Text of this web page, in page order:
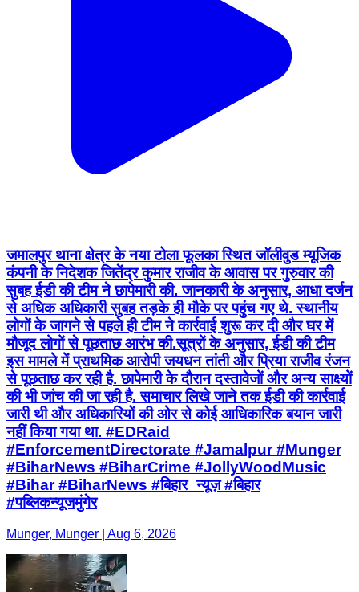
जमालपुर थाना क्षेत्र के नया टोला फूलका स्थित जॉलीवुड म्यूजिक
कंपनी के निदेशक जितेंद्र कुमार राजीव के आवास पर गुरुवार की
सुबह ईडी की टीम ने छापेमारी की. जानकारी के अनुसार, आधा दर्जन
से अधिक अधिकारी सुबह तड़के ही मौके पर पहुंच गए थे. स्थानीय
लोगों के जागने से पहले ही टीम ने कार्रवाई शुरू कर दी और घर में
मौजूद लोगों से पूछताछ आरंभ की.सूत्रों के अनुसार, ईडी की टीम
इस मामले में प्राथमिक आरोपी जयधन तांती और प्रिया राजीव रंजन
से पूछताछ कर रही है. छापेमारी के दौरान दस्तावेजों और अन्य साक्ष्यों
की भी जांच की जा रही है. समाचार लिखे जाने तक ईडी की कार्रवाई
जारी थी और अधिकारियों की ओर से कोई आधिकारिक बयान जारी
नहीं किया गया था. #EDRaid
#EnforcementDirectorate #Jamalpur #Munger
#BiharNews #BiharCrime #JollyWoodMusic
#Bihar #BiharNews #बिहार_न्यूज़ #बिहार
#पब्लिकन्यूजमुंगेर
Munger, Munger | Aug 6, 2026